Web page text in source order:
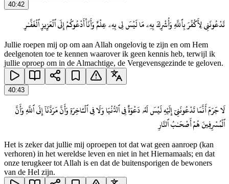
40:42
تَدْعُونَنِى لِأَكْفُرَ بِٱللَّهِ وَأُشْرِكَ بِهِۦ مَا لَيْسَ لِى بِهِۦ عِلْمٌ وَأَنَا۠ أَدْعُوكُمْ إِلَى ٱلْعَزِيزِ ٱلْغَفَّـٰرِ
Jullie roepen mij op om aan Allah ongelovig te zijn en om Hem
deelgenoten toe te kennen waarover ik geen kennis heb, terwijl ik
jullie oproep om in de Almachtige, de Vergevensgezinde te geloven.
40:43
لَا جَرَمَ أَنَّمَا تَدْعُونَنِىٓ إِلَيْهِ لَيْسَ لَهُۥ دَعْوَةٌ فِى ٱلدُّنْيَا وَلَا فِى ٱلْـَٔاخِرَةِ وَأَنَّ مَرَدَّنَآ إِلَى ٱللَّهِ وَأَنَّ
ٱلْمُسْرِفِينَ هُمْ أَصْحَـٰبُ ٱلنَّارِ
Het is zeker dat jullie mij oproepen tot dat wat geen aanroep (kan
verhoren) in het wereldse leven en niet in het Hiernamaals; en dat
onze terugkeer tot Allah is en dat de buitensporigen de bewoners
van de Hel zijn.